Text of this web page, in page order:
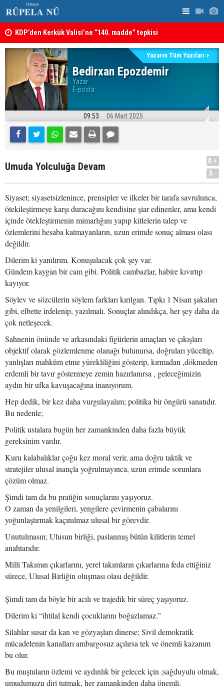
KDP’den Kerkük Valisi’ne “140. madde” tepkisi
Bedirxan Epozdemir
Yazar
E-posta:
Yazarın Tüm Yazıları >
09:53 06 Mart 2025
Umuda Yolculuğa Devam
A+
A-
Siyaset; siyasetsizlenince, prensipler ve ilkeler bir tarafa savrulunca,
ötekileştirmeye karşı duracağını kendisine şiar edinenler, ama kendi
içinde ötekleştirmenin mimarlığını yapıp kitlelerin talep ve
özlemlerini hesaba katmayanların, uzun erimde sonuç alması olası
değildir.
Dilerim ki yanılırım. Konuşulacak çok şey var.
Gündem kaygan bir cam gibi. Politik cambazlar, habire kıvırtıp
kayıyor.
Söylev ve sözcülerin söylem farkları kırılgan. Tıpkı 1 Nisan şakaları
gibi, elbette irdelenip, yazılmalı. Sonuçlar alındıkça, her şey daha da
çok netleşecek.
Sahnenin önünde ve arkasındaki figürlerin amaçları ve çıkışları
objektif olarak gözlemlenme olanağı bulunursa, doğruları yüceltip,
yanlışları mahkûm etme yürekliliğini gösterip, kırmadan ,dökmeden
erdemli bir tavır göstermeye zemin hazırlanırsa , geleceğimizin
aydın bir ufka kavuşacağına inanıyorum.
Hep dedik, bir kez daha vurgulayalım; politika bir öngürü sanatıdır.
Bu nedenle;
Politik ustalara bugün her zamankinden daha fazla büyük
gereksinim vardır.
Kuru kalabalıklar çoğu kez moral verir, ama doğru taktik ve
stratejiler ulusal inançla yoğrulmayınca, uzun erimde sorunlara
çözüm olmaz.
Şimdi tam da bu pratiğin sonuçlarını yaşıyoruz.
O zaman da yenilgileri, yengilere çevirmenin çabalarını
yoğunlaştırmak kaçınılmaz ulusal bir görevdir.
Unutulmasın; Ulusun birliği, paslanmış bütün kilitlerin temel
anahtarıdır.
Milli Takımın çıkarlarını, yerel takımların çıkarlarına feda ettiğiniz
sürece, Ulusal Birliğin oluşması olası değildir.
Şimdi tam da böyle bir acılı ve trajedik bir süreç yaşıyoruz.
Dilerim ki “ihtilal kendi çocuklarını boğazlamaz.”
Silahlar susar da kan ve gözyaşları dinerse; Sivil demokratik
mücadelenin kanalları ambargosuz açılırsa tek ve önemli kazanım
bu olur.
Bu muştuların özlemi ve aydınlık bir gelecek için ;sağduyulu olmak,
umudumuzu diri tutmak, her zamankinden daha önemli.